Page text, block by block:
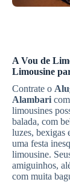
A Vou de
Limousine
Contrate o
Alambari
limousines
balada, com
luzes, bexigas
uma festa
limousine.
amiguinhos,
com muita